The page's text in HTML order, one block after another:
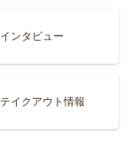
インタビュー
テイクアウト情報